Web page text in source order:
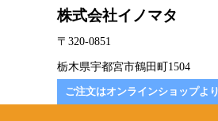
株式会社イノマタ
〒320-0851
栃木県宇都宮市鶴田町1504
ご注文はオンラインショップよ